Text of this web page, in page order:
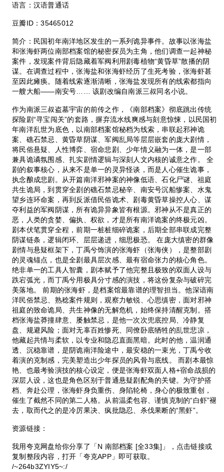
语言：汉语普通话
豆瓣ID：35465012
简介：民国初年南洋地区发生的一系列诡异事件。故事以张海盐
和张海虾两位南部档案馆的秘密探员为主角，他们调查一起神秘
案件，发现案件背后隐藏着军阀利用剧毒植物“黄昏草”散播的阴
谋。在调查过程中，张海盐和张海虾经历了生死考验，张海虾甚
至因此瘫痪。随着线索逐渐清晰，张海盐发现所有的线索都指向
一艘大船——南安号…… 该剧改编自南派三叔同名小说。
作为南派三叔盗墓宇宙的前传之作，《南部档案》彻底跳出传统
探险剧“寻宝闯关”的套路，摒弃流水线爽感与刻意惊悚，以民国初
年南洋乱世为底色，以南部档案馆秘档为线索，串联起邪神诡
案、礁石禁忌、黄昏草阴谋、军阀乱局等层层嵌套的庞大剧情，
将民俗悬疑、人性博弈、宿命悲剧、少年情义融为一体，是一部
兼具诡谲氛围感、扎实剧情逻辑与深刻人文内核的诚意之作。 全
剧的叙事核心，从来不是单一的灵异怪谈，而是人心催生诡事，
执念酿成悲剧。从开篇南洋邪神案的神像低语、石化尸谜、祖庭
共生诡局，到贯穿全剧的礁石禁忌秘辛、南安号沉船惨案、水鬼
望乡连环命案，再到反派借民俗诡术、剧毒黄昏草操控人心、谋
夺利益的军阀阴谋，所有诡异异象皆有根源。邪神从不是真正的
恶，人类的贪婪、偏执、权欲，才是所有南洋诡案的终极元凶。
剧本伏笔贯穿全程，前期一桩桩细碎诡案，后期全部串联成完整
阴谋链条，逻辑闭环、层层递进，细思极恐。 在庞大缜密的群像
剧情与悬疑框架下，丁禹兮饰演的张海虾（张海侠），是整部剧
的灵魂锚点，也是全剧最具层次感、最有宿命张力的核心角色。
绝非单一的工具人智囊，剧本赋予了他完整且极致的双面人设与
跌宕弧光，而丁禹兮用极具分寸感的演技，将这份复杂与破碎完
美落地。 前期的张海虾，是档案馆最靠谱的理智担当。他深谙南
洋民俗禁忌、熟稔案件规则，观察力敏锐、心思缜密，面对邪神
祖庭的致命诡局、共生神像的无解危机，始终保持清醒克制。搭
档张海盐莽撞肆意、屡触禁忌，是他一次次兜底控局、冷静复
盘、规避风险；面对无辜百姓惨死、同僚卧底牺牲的乱世悲凉，
他藏起共情与柔软，以专业和隐忍直面黑暗。此时的他，温润通
透、沉稳靠谱，是阴诡南洋险途中，最安稳的一束光，丁禹兮收
着演的克制感，完美塑造出少年探员的风骨与底线。 而剧本最惊
艳、也最考验演技的核心设定，便是张海虾双面人格+宿命战损的
深层人设，这也是角色区别于普通悬疑剧配角的关键。为守护搭
档、奔赴公理，张海虾身负重伤、身陷轮椅，身心的极致重创，
催生了截然不同的第二人格。从前温柔包容、谨慎克制的“白虾”褪
去，取而代之的是冷厉果决、疯批隐忍、杀伐果断的“黑虾”。
资源链接：
我用夸克网盘给你分享了「N 南部档案 [全33集]」，点击链接或
复制整段内容，打开「夸克APP」即可获取。
/~264b3ZYIY5~:/